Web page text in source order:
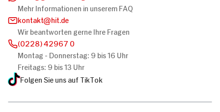
Mehr Informationen in unserem FAQ
kontakt
hit.de
Wir beantworten gerne Ihre Fragen
(0228) 42967 0
Montag - Donnerstag: 9 bis 16 Uhr
Freitags: 9 bis 13 Uhr
Folgen Sie uns auf TikTok